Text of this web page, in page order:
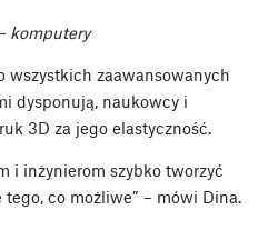
komputery
wszystkich zaawansowanych
dysponują, naukowcy i
3D za jego elastyczność.
i inżynierom szybko tworzyć
co możliwe” – mówi Dina.